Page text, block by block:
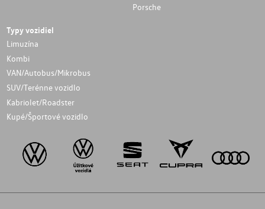
Porsche
Typy vozidiel
Limuzína
Kombi
VAN/Autobus/Mikrobus
SUV/Terénne vozidlo
Kabriolet/Roadster
Kupé/Športové vozidlo